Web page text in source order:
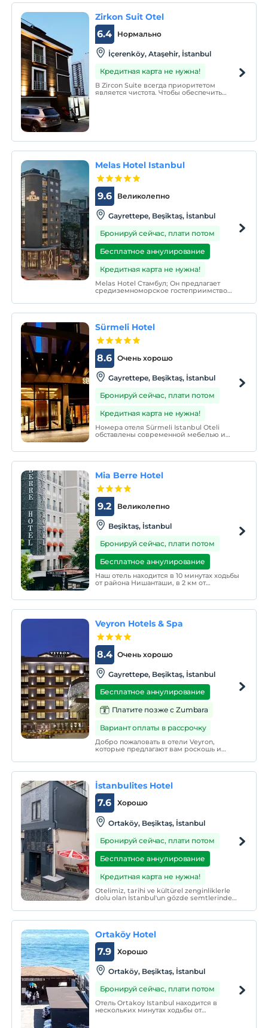
Zirkon Suit Otel
Нормально
6.4
İçerenköy, Ataşehir, İstanbul
Кредитная карта не нужна!
В Zircon Suite всегда приоритетом
является чистота. Чтобы обеспечить
Melas Hotel Istanbul
Великолепно
9.6
Gayrettepe, Beşiktaş, İstanbul
Бронируй сейчас, плати потом
Бесплатное аннулирование
Кредитная карта не нужна!
Melas Hotel Стамбул; Он предлагает
средиземноморское гостеприимство
динамичном месте Стамбула он
предлагает спокойное и комфортное
чувствовать себя как дома.
Sürmeli Hotel
Очень хорошо
8.6
Gayrettepe, Beşiktaş, İstanbul
Бронируй сейчас, плати потом
Кредитная карта не нужна!
Номера отеля Sürmeli Istanbul Oteli
обставлены современной мебелью и
также предоставляет обслуживание
номеров и услугу пробуждения 24 часа в
сутки.
Mia Berre Hotel
Великолепно
9.2
Beşiktaş, İstanbul
Бронируй сейчас, плати потом
Бесплатное аннулирование
Наш отель находится в 10 минутах ходьбы
от района Нишанташи, в 2 км от
предоставляется бесплатный Wi-Fi.
Veyron Hotels & Spa
Очень хорошо
8.4
Gayrettepe, Beşiktaş, İstanbul
Бесплатное аннулирование
Платите позже с Zumbara
Вариант оплаты в рассрочку
Добро пожаловать в отели Veyron,
которые предлагают вам роскошь и
популярном бизнес-центре Стамбула.
Наши комфортабельные номера,
потребностей делового мира, ждут вас.
İstanbulites Hotel
Хорошо
7.6
Ortaköy, Beşiktaş, İstanbul
Бронируй сейчас, плати потом
Бесплатное аннулирование
Кредитная карта не нужна!
Otelimiz, tarihi ve kültürel zenginliklerle
dolu olan İstanbul'un gözde semtlerinden
Ortaköy Hotel
Хорошо
7.9
Ortaköy, Beşiktaş, İstanbul
Бронируй сейчас, плати потом
Отель Ortakoy Istanbul находится в
нескольких минутах ходьбы от